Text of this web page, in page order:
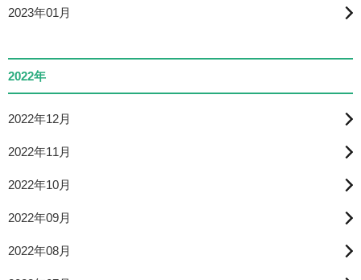
2023年01月
2022年
2022年12月
2022年11月
2022年10月
2022年09月
2022年08月